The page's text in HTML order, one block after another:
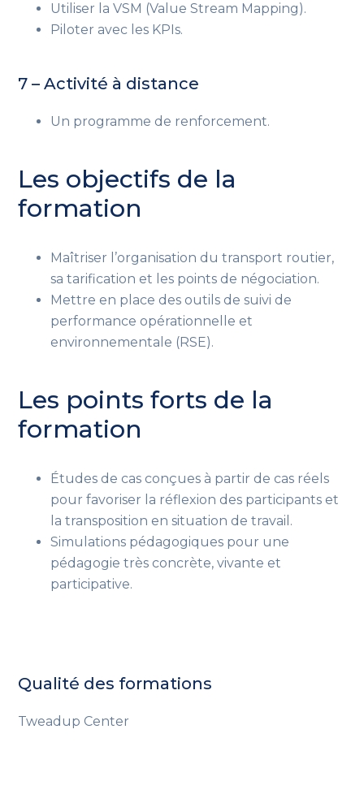
Utiliser la VSM (Value Stream Mapping).
Piloter avec les KPIs.
7 – Activité à distance
Un programme de renforcement.
Les objectifs de la
formation
Maîtriser l’organisation du transport routier,
sa tarification et les points de négociation.
Mettre en place des outils de suivi de
performance opérationnelle et
environnementale (RSE).
Les points forts de la
formation
Études de cas conçues à partir de cas réels
pour favoriser la réflexion des participants et
la transposition en situation de travail.
Simulations pédagogiques pour une
pédagogie très concrète, vivante et
participative.
Qualité des formations
Tweadup Center